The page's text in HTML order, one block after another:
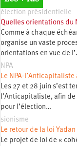
élection présidentielle
Quelles orientations du
Comme à chaque
organise un vaste
orientations en vue de
NPA
Le NPA-
Les 27 et 28 juin s’est
l’Anticapitaliste, afin
pour l’élection…
sionisme
Le retour de la loi Yadan
Le projet de loi de «